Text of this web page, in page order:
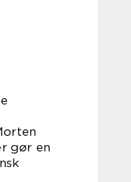
gør en